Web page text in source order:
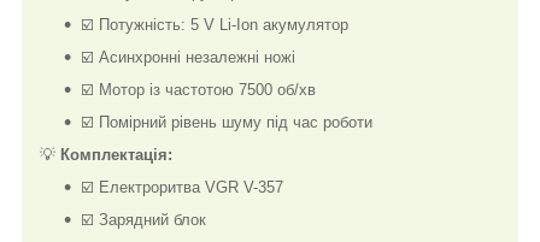
☑️ Потужність: 5 V Li-Ion акумулятор
☑️ Асинхронні незалежні ножі
☑️ Мотор із частотою 7500 об/хв
☑️ Помірний рівень шуму під час роботи
💡 Комплектація:
☑️ Електроритва VGR V-357
☑️ Зарядний блок